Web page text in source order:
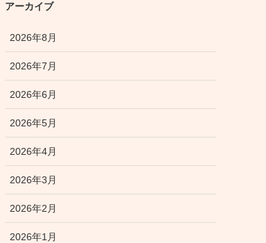
アーカイブ
2026年8月
2026年7月
2026年6月
2026年5月
2026年4月
2026年3月
2026年2月
2026年1月